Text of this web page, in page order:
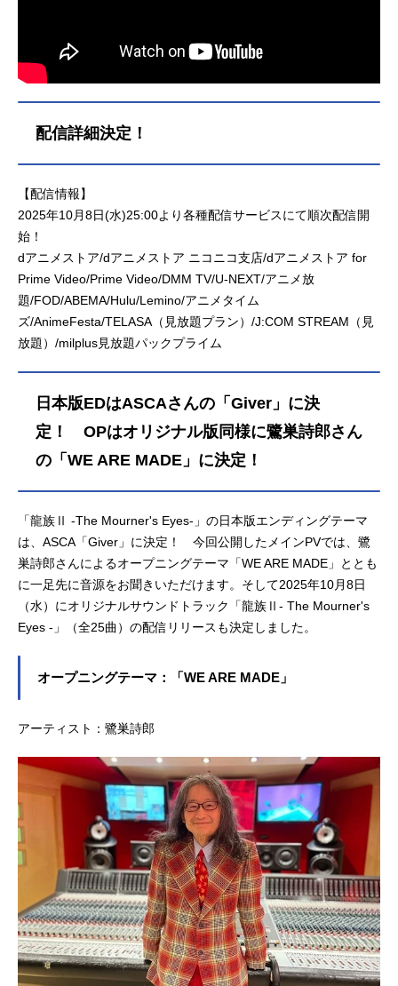
配信詳細決定！
【配信情報】
2025年10月8日(水)25:00より各種配信サービスにて順次配信開
始！
dアニメストア/dアニメストア ニコニコ支店/dアニメストア for
Prime Video/Prime Video/DMM TV/U-NEXT/アニメ放
題/FOD/ABEMA/Hulu/Lemino/アニメタイム
ズ/AnimeFesta/TELASA（見放題プラン）/J:COM STREAM（見
放題）/milplus見放題パックプライム
日本版EDはASCAさんの「Giver」に決
定！ OPはオリジナル版同様に鷺巣詩郎さん
の「WE ARE MADE」に決定！
「龍族Ⅱ -The Mourner's Eyes-」の日本版エンディングテーマ
は、ASCA「Giver」に決定！ 今回公開したメインPVでは、鷺
巣詩郎さんによるオープニングテーマ「WE ARE MADE」ととも
に一足先に音源をお聞きいただけます。そして2025年10月8日
（水）にオリジナルサウンドトラック「龍族Ⅱ- The Mourner's
Eyes -」（全25曲）の配信リリースも決定しました。
オープニングテーマ：「WE ARE MADE」
アーティスト：鷺巣詩郎